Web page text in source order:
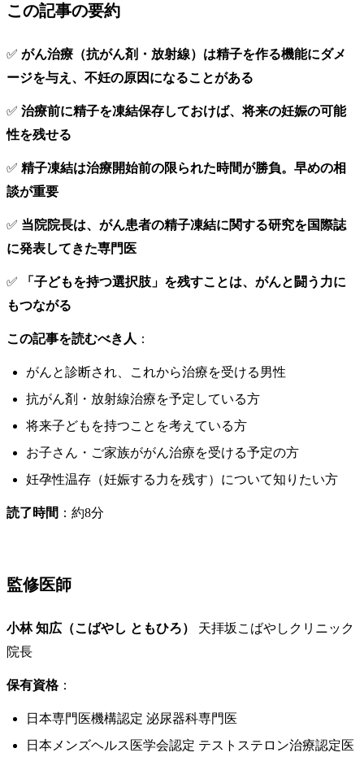
この記事の要約
✅ がん治療（抗がん剤・放射線）は精子を作る機能にダメ
ージを与え、不妊の原因になることがある
✅ 治療前に精子を凍結保存しておけば、将来の妊娠の可能
性を残せる
✅ 精子凍結は治療開始前の限られた時間が勝負。早めの相
談が重要
✅ 当院院長は、がん患者の精子凍結に関する研究を国際誌
に発表してきた専門医
✅
「子どもを持つ選択肢」を残すことは、がんと闘う力に
もつながる
この記事を読むべき人 ：
がんと診断され、これから治療を受ける男性
抗がん剤・放射線治療を予定している方
将来子どもを持つことを考えている方
お子さん・ご家族ががん治療を受ける予定の方
妊孕性温存（妊娠する力を残す）について知りたい方
読了時間 ：約8分
監修医師
小林 知広（こばやし ともひろ）
天拝坂こばやしクリニック
院長
保有資格：
日本専門医機構認定 泌尿器科専門医
日本メンズヘルス医学会認定 テストステロン治療認定医